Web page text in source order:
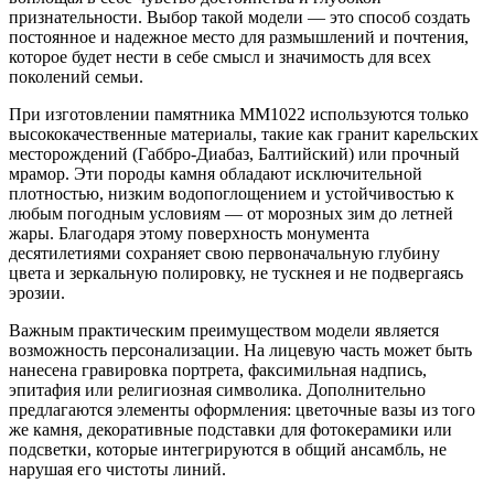
признательности. Выбор такой модели — это способ создать
постоянное и надежное место для размышлений и почтения,
которое будет нести в себе смысл и значимость для всех
поколений семьи.
При изготовлении памятника ММ1022 используются только
высококачественные материалы, такие как гранит карельских
месторождений (Габбро-Диабаз, Балтийский) или прочный
мрамор. Эти породы камня обладают исключительной
плотностью, низким водопоглощением и устойчивостью к
любым погодным условиям — от морозных зим до летней
жары. Благодаря этому поверхность монумента
десятилетиями сохраняет свою первоначальную глубину
цвета и зеркальную полировку, не тускнея и не подвергаясь
эрозии.
Важным практическим преимуществом модели является
возможность персонализации. На лицевую часть может быть
нанесена гравировка портрета, факсимильная надпись,
эпитафия или религиозная символика. Дополнительно
предлагаются элементы оформления: цветочные вазы из того
же камня, декоративные подставки для фотокерамики или
подсветки, которые интегрируются в общий ансамбль, не
нарушая его чистоты линий.